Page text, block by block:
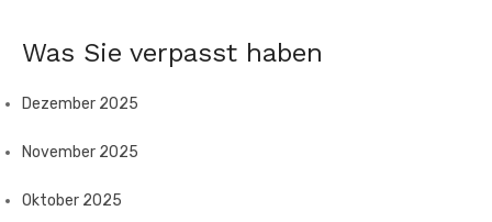
Was Sie verpasst haben
Dezember 2025
November 2025
Oktober 2025